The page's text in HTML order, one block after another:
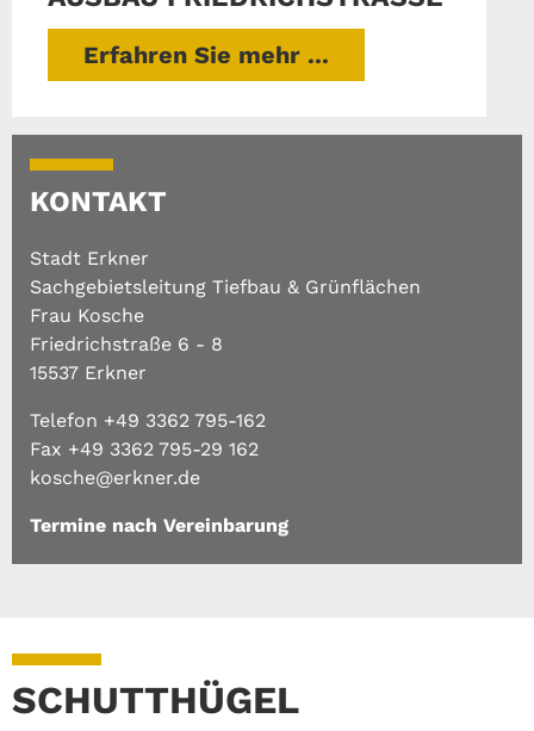
Erfahren Sie mehr ...
KONTAKT
Stadt Erkner
Sachgebietsleitung Tiefbau & Grünflächen
Frau Kosche
Friedrichstraße 6 - 8
15537 Erkner
Telefon +49 3362 795-162
Fax +49 3362 795-29 162
kosche@erkner.de
Termine nach Vereinbarung
SCHUTTHÜGEL